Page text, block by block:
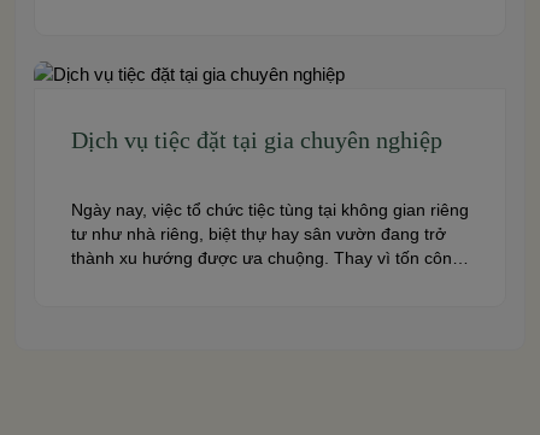
Dịch vụ tiệc đặt tại gia chuyên nghiệp
Ngày nay, việc tổ chức tiệc tùng tại không gian riêng
tư như nhà riêng, biệt thự hay sân vườn đang trở
thành xu hướng được ưa chuộng. Thay vì tốn công